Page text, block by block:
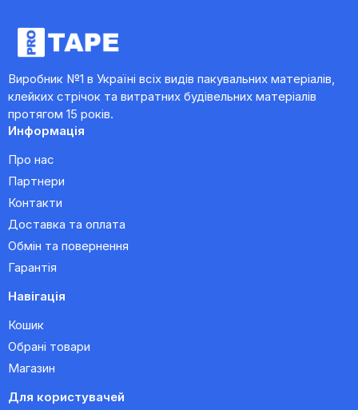
Виробник №1 в Україні всіх видів пакувальних матеріалів,
клейких стрічок та витратних будівельних матеріалів
протягом 15 років.
Информація
Про нас
Партнери
Контакти
Доставка та оплата
Обмін та повернення
Гарантія
Навігація
Кошик
Обрані товари
Магазин
Для користувачей